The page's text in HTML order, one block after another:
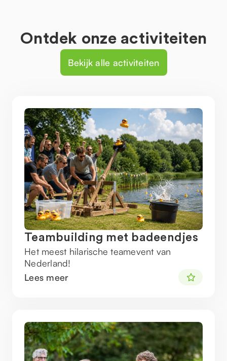
Ontdek onze activiteiten
Bekijk alle activiteiten
Teambuilding met badeendjes
Het meest hilarische teamevent van
Nederland!
Lees meer